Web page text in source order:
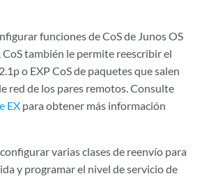
funciones de CoS de Junos OS
también le permite reescribir el
o EXP CoS de paquetes que salen
red de los pares remotos. Consulte
EX para obtener más información
varias clases de reenvío para
y programar el nivel de servicio de